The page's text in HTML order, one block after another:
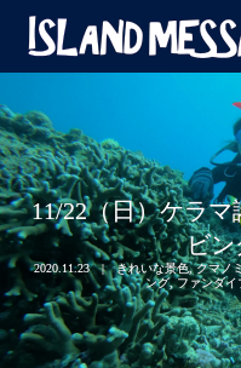
11/22（日）ケラ
ビ
2020.11.23 きれいな景色,クマノ
ング,ファンダイ